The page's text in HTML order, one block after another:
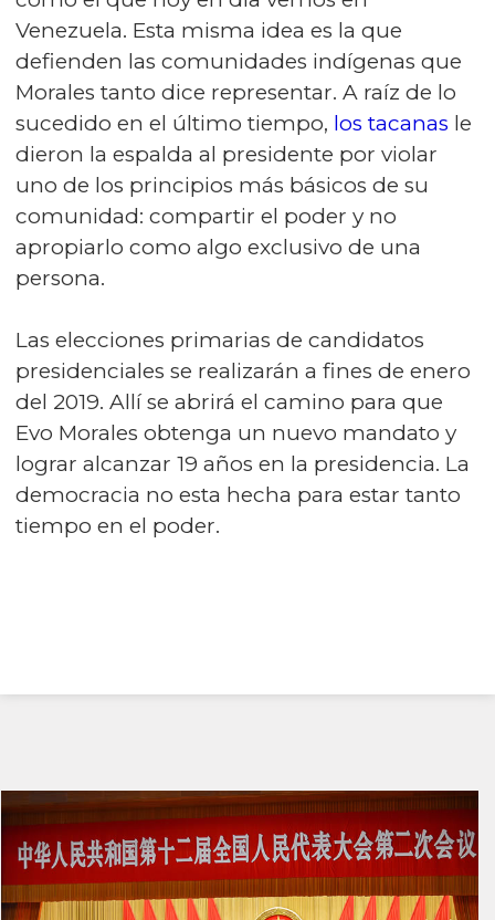
Venezuela. Esta misma idea es la que
defienden las comunidades indígenas que
Morales tanto dice representar. A raíz de lo
sucedido en el último tiempo, los tacanas le
dieron la espalda al presidente por violar
uno de los principios más básicos de su
comunidad: compartir el poder y no
apropiarlo como algo exclusivo de una
persona.
Las elecciones primarias de candidatos
presidenciales se realizarán a fines de enero
del 2019. Allí se abrirá el camino para que
Evo Morales obtenga un nuevo mandato y
lograr alcanzar 19 años en la presidencia. La
democracia no esta hecha para estar tanto
tiempo en el poder.